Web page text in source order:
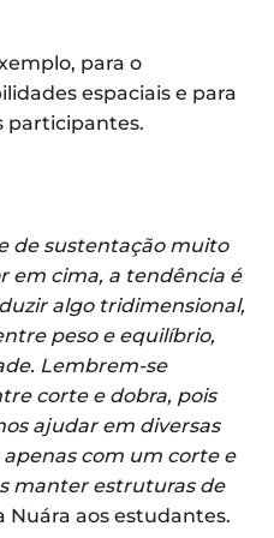
para o
espaciais e para
participantes.
de sustentação muito
em cima, a tendência é
algo tridimensional,
peso e equilíbrio,
Lembrem-se
corte e dobra, pois
ajudar em diversas
apenas com um corte e
manter estruturas de
Nuára aos estudantes.